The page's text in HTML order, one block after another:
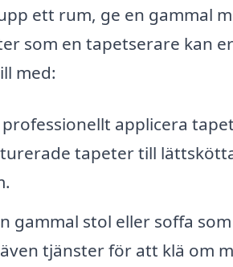
ett rum, ge en gammal
som en tapetserare kan
med:
applicera
tapeter till
gammal stol eller soffa
tjänster för att klä om